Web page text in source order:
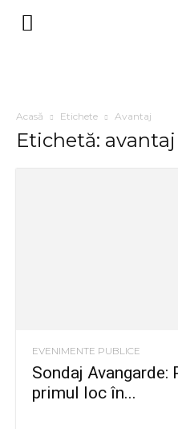
Acasă Etichete Avantaj
Etichetă: avantaj
EVENIMENTE PUBLICE
Sondaj Avangarde:
primul loc în...